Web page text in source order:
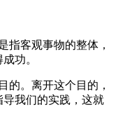
指客观事物的整体，
功。
的。离开这个目的，
我们的实践，这就